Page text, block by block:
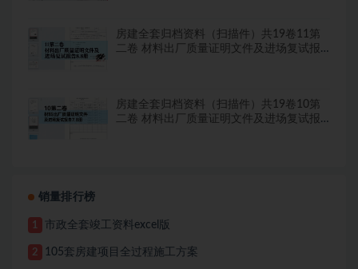
房建全套归档资料（扫描件）共19卷11第
二卷 材料出厂质量证明文件及进场复试报
房建全套归档资料（扫描件）共19卷10第
二卷 材料出厂质量证明文件及进场复试报
销量排行榜
1 市政全套竣工资料excel版
2 105套房建项目全过程施工方案